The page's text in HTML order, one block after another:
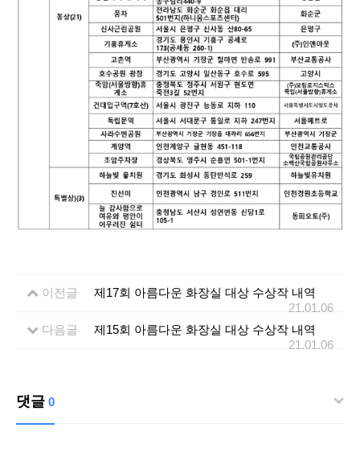
이전글
제17회 아름다운 화장실 대상 수상작 내역
21.01.06
다음글
제15회 아름다운 화장실 대상 수상작 내역
21.01.06
댓글 0